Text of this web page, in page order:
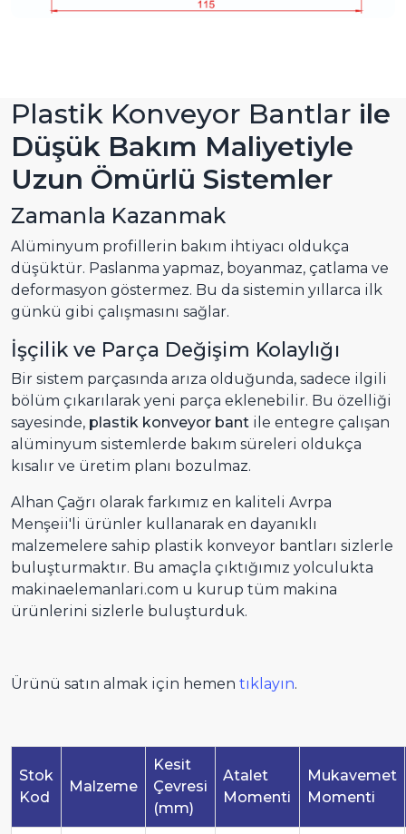
Plastik Konveyor Bantlar ile
Düşük Bakım Maliyetiyle
Uzun Ömürlü Sistemler
Zamanla Kazanmak
Alüminyum profillerin bakım ihtiyacı oldukça
düşüktür. Paslanma yapmaz, boyanmaz, çatlama ve
deformasyon göstermez. Bu da sistemin yıllarca ilk
günkü gibi çalışmasını sağlar.
İşçilik ve Parça Değişim Kolaylığı
Bir sistem parçasında arıza olduğunda, sadece ilgili
bölüm çıkarılarak yeni parça eklenebilir. Bu özelliği
sayesinde, plastik konveyor bant ile entegre çalışan
alüminyum sistemlerde bakım süreleri oldukça
kısalır ve üretim planı bozulmaz.
Alhan Çağrı olarak farkımız en kaliteli Avrpa
Menşeii'li ürünler kullanarak en dayanıklı
malzemelere sahip plastik konveyor bantları sizlerle
buluşturmaktır. Bu amaçla çıktığımız yolculukta
makinaelemanlari.com u kurup tüm makina
ürünlerini sizlerle buluşturduk.
Ürünü satın almak için hemen tıklayın.
Stok
Kod
Malzeme
Kesit
Çevresi
(mm)
Atalet
Momenti
Mukavemet
Momenti